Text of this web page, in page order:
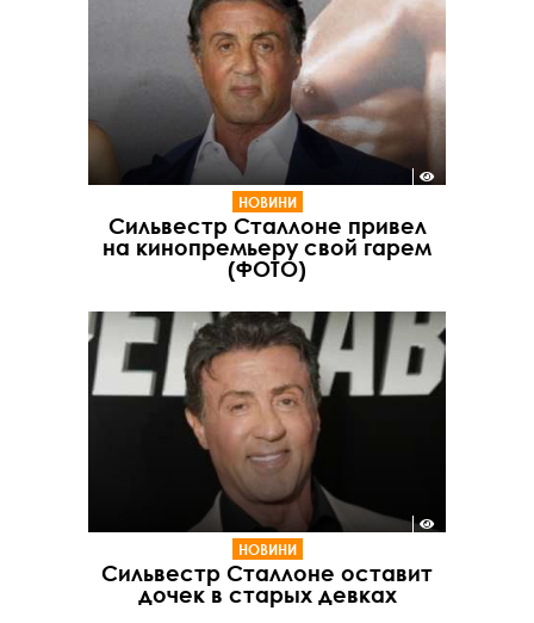
НОВИНИ
Сильвестр Сталлоне привел
на кинопремьеру свой гарем
(ФОТО)
НОВИНИ
Сильвестр Сталлоне оставит
дочек в старых девках